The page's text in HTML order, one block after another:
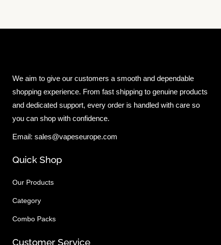
We aim to give our customers a smooth and dependable
shopping experience. From fast shipping to genuine products
and dedicated support, every order is handled with care so
you can shop with confidence.
Email: sales@vapeseurope.com
Quick Shop
Our Products
Category
Combo Packs
Customer Service